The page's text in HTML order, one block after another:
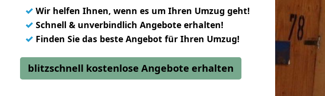
✓ Wir helfen Ihnen, wenn es um Ihren Umzug geht!
✓ Schnell & unverbindlich Angebote erhalten!
✓ Finden Sie das beste Angebot für Ihren Umzug!
blitzschnell kostenlose Angebote erhalten